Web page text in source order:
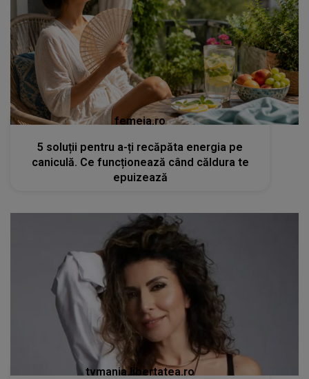
femeia.ro
5 soluții pentru a-ți recăpăta energia pe
caniculă. Ce funcționează când căldura te
epuizează
tvmania.libertatea.ro